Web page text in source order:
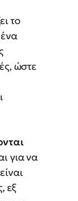
το
ώστε
για να
εξ